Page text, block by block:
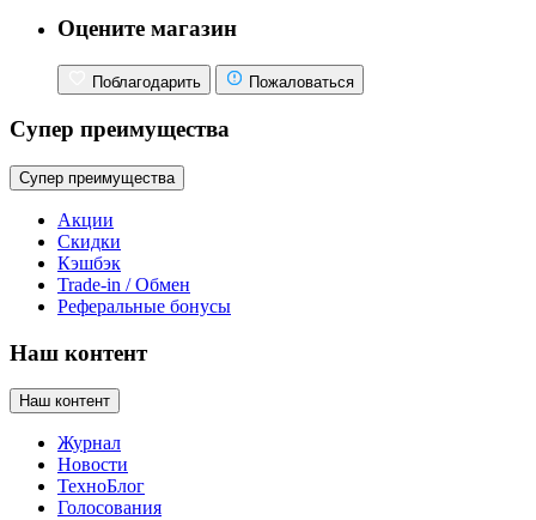
Оцените магазин
Поблагодарить Пожаловаться
Супер преимущества
Супер преимущества
Акции
Скидки
Кэшбэк
Trade-in / Обмен
Реферальные бонусы
Наш контент
Наш контент
Журнал
Новости
ТехноБлог
Голосования